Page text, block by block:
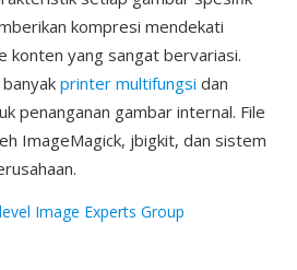
kompresi mendekati
konten yang sangat bervariasi.
printer multifungsi dan
penanganan gambar internal. File
ImageMagick, jbigkit, dan sistem
Image Experts Group